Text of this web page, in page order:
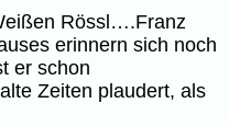
Rössl….Franz
erinnern sich noch
er schon
Zeiten plaudert, als